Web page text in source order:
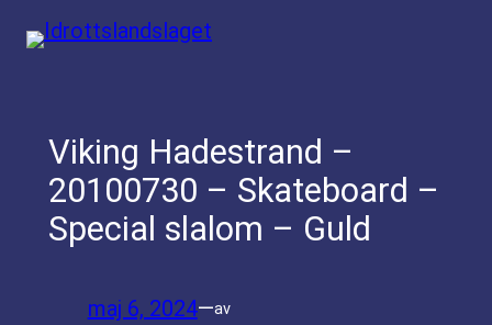
Hoppa
Viking Hadestrand –
20100730 – Skateboard –
Special slalom – Guld
maj 6, 2024—av